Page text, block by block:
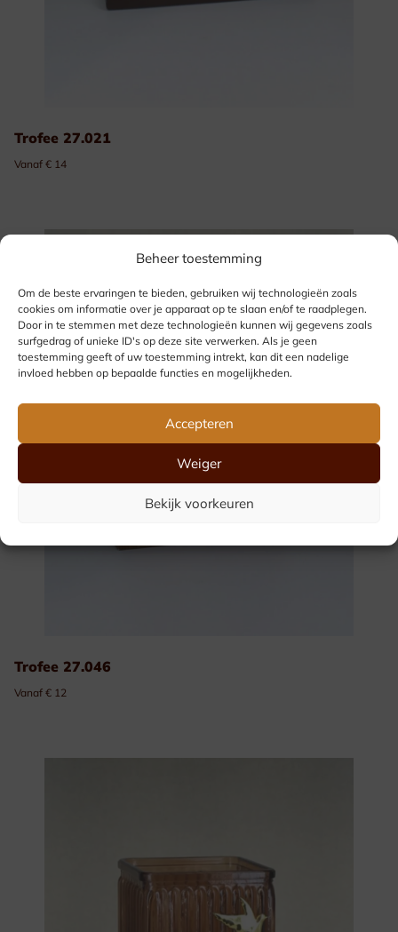
Beheer toestemming
Om de beste ervaringen te bieden, gebruiken wij technologieën zoals
cookies om informatie over je apparaat op te slaan en/of te raadplegen.
Door in te stemmen met deze technologieën kunnen wij gegevens zoals
surfgedrag of unieke ID's op deze site verwerken. Als je geen
toestemming geeft of uw toestemming intrekt, kan dit een nadelige
invloed hebben op bepaalde functies en mogelijkheden.
Accepteren
Weiger
Bekijk voorkeuren
Trofee 27.021
Vanaf € 14
Trofee 27.046
Vanaf € 12